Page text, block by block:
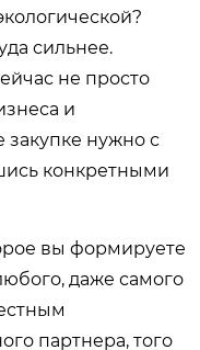
сильнее.
не просто
и
закупке нужно с
конкретными
вы формируете
даже самого
партнера, того